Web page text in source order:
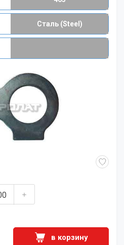
в корзину
Сталь (Steel)